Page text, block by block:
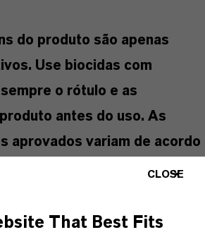
do produto são apenas
Use biocidas com
o rótulo e as
antes do uso. As
aprovados variam de acordo
Para obter pedidos e
atualizados, entre em contato
local da LANXESS.
CLOSE
That Best Fits